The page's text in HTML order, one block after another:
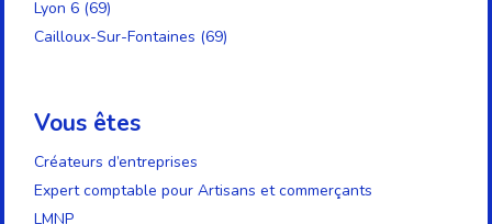
Lyon 6 (69)
Cailloux-Sur-Fontaines (69)
Vous êtes
Créateurs d’entreprises
Expert comptable pour Artisans et commerçants
LMNP